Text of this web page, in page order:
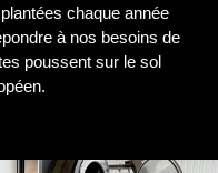
chaque année
à nos besoins de
poussent sur le sol